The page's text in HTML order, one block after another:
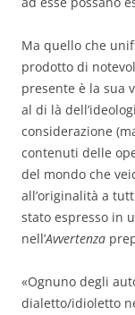
Ma quello che
prodotto di
presente è la sua
al di là
considerazione
contenuti delle
del mondo che
all’originalità a
stato espresso in
nell’Avvertenza
«Ognuno degli
dialetto/idioletto